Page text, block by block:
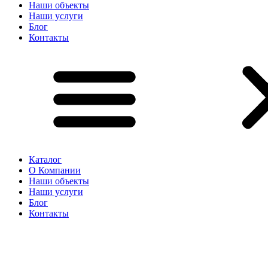
Наши объекты
Наши услуги
Блог
Контакты
Каталог
О Компании
Наши объекты
Наши услуги
Блог
Контакты